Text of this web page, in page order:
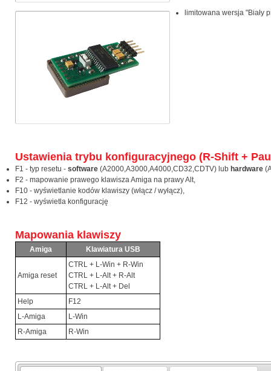
limitowana wersja "Biały
Ustawienia trybu konfiguracyjnego (R-Shift +
F1 - typ resetu -software (A2000,A3000,A4000,CD32,CDTV) lub hardware
F2 - mapowanie prawego klawisza Amiga na prawy Alt,
F10 - wyświetlanie kodów klawiszy (włącz / wyłącz),
F12 - wyświetla konfigurację
Mapowania klawiszy
Amiga Klawiatura USB
Amiga reset
CTRL + L-Win + R-Win
CTRL + L-Alt + R-Alt
CTRL + L-Alt + Del
Help
F12
L-Amiga
L-Win
R-Amiga
R-Win